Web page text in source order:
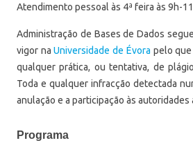
Atendimento pessoal às 4ª feira às 9h-
Administração de Bases de Dados
vigor naUniversidade de Évora pelo
qualquer prática, ou tentativa, de
Toda e qualquer infracção detectada
anulação e a participação às autoridades
Programa